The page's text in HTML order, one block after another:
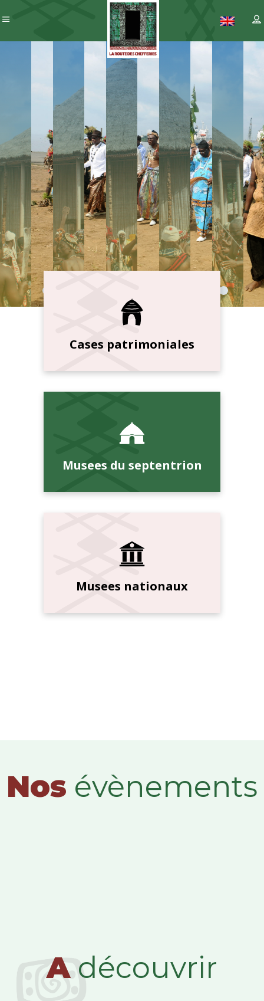
Cases patrimoniales
Musees du septentrion
Musees nationaux
Nos évènements
Adécouvrir